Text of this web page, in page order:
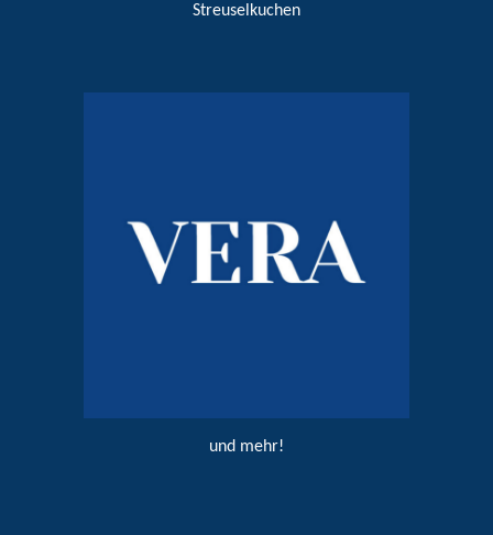
Streuselkuchen
und mehr!